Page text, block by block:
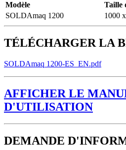
Modèle
Taille
SOLDAmaq 1200
1000
TÉLÉCHARGER LA
SOLDAmaq 1200-ES_EN.pdf
AFFICHER LE
D'UTILISATION
DEMANDE